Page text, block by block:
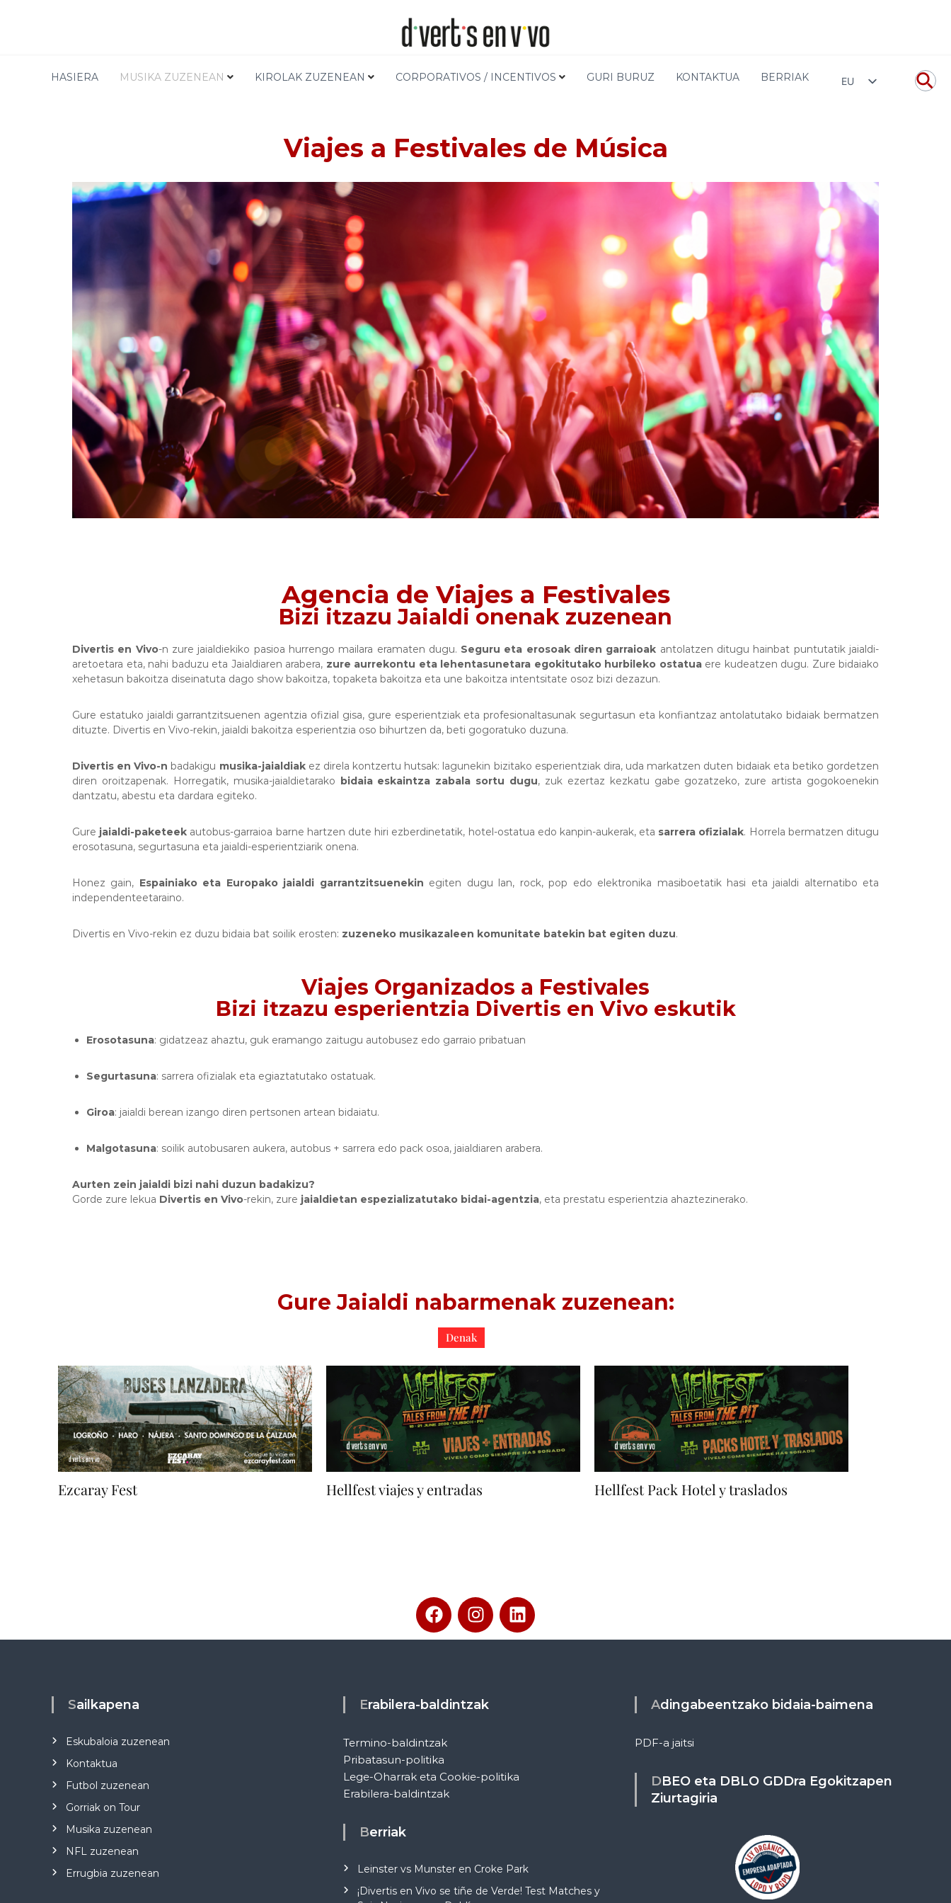
HASIERA MUSIKA ZUZENEAN KIROLAK ZUZENEAN CORPORATIVOS / INCENTIVOS GURI BURUZ KONTAKTUA BERRIAK EU
Viajes a Festivales de Música
Agencia de Viajes a Festivales
Bizi itzazu Jaialdi onenak zuzenean
Divertis en Vivo-n zure jaialdiekiko pasioa hurrengo mailara eramaten dugu. Seguru eta erosoak diren garraioak antolatzen ditugu hainbat puntutatik jaialdi-
aretoetara eta, nahi baduzu eta Jaialdiaren arabera, zure aurrekontu eta lehentasunetara egokitutako hurbileko ostatuaere kudeatzen dugu. Zure bidaiako
xehetasun bakoitza diseinatuta dago show bakoitza, topaketa bakoitza eta une bakoitza intentsitate osoz bizi dezazun.
Gure estatuko jaialdi garrantzitsuenen agentzia ofizial gisa, gure esperientziak eta profesionaltasunak segurtasun eta konfiantzaz antolatutako bidaiak bermatzen
dituzte. Divertis en Vivo-rekin, jaialdi bakoitza esperientzia oso bihurtzen da, beti gogoratuko duzuna.
Divertis en Vivo-n badakigu musika-jaialdiakez direla kontzertu hutsak: lagunekin bizitako esperientziak dira, uda markatzen duten bidaiak eta betiko gordetzen
diren oroitzapenak. Horregatik, musika-jaialdietarako
bidaia eskaintza zabala sortu dugu, zuk ezertaz kezkatu gabe gozatzeko, zure artista gogokoenekin
dantzatu, abestu eta dardara egiteko.
Gure jaialdi-paketeek autobus-garraioa barne hartzen dute hiri ezberdinetatik, hotel-ostatua edo kanpin-aukerak, eta sarrera ofizialak. Horrela bermatzen ditugu
erosotasuna, segurtasuna eta jaialdi-esperientziarik onena.
Honez gain, Espainiako eta Europako jaialdi garrantzitsuenekin egiten dugu lan, rock, pop edo elektronika masiboetatik hasi eta jaialdi alternatibo eta
independenteetaraino.
Divertis en Vivo-rekin ez duzu bidaia bat soilik erosten: zuzeneko musikazaleen komunitate batekin bat egiten duzu.
Viajes Organizados a Festivales
Bizi itzazu esperientzia Divertis en Vivo eskutik
Erosotasuna: gidatzeaz ahaztu, guk eramango zaitugu autobusez edo garraio pribatuan
Segurtasuna: sarrera ofizialak eta egiaztatutako ostatuak.
Giroa: jaialdi berean izango diren pertsonen artean bidaiatu.
Malgotasuna: soilik autobusaren aukera, autobus + sarrera edo pack osoa, jaialdiaren arabera.
Aurten zein jaialdi bizi nahi duzun badakizu?
Gorde zure lekua Divertis en Vivo-rekin, zure jaialdietan espezializatutako bidai-agentzia, eta prestatu esperientzia ahaztezinerako.
Gure Jaialdi nabarmenak zuzenean:
Denak
Ezcaray Fest Hellfest viajes y entradas Hellfest Pack Hotel y traslados
Sailkapena
Eskubaloia zuzenean
Kontaktua
Futbol zuzenean
Gorriak on Tour
Musika zuzenean
NFL zuzenean
Errugbia zuzenean
Erabilera-baldintzak
Termino-baldintzak
Pribatasun-politika
Lege-Oharrak eta Cookie-politika
Erabilera-baldintzak
Berriak
Leinster vs Munster en Croke Park
¡Divertis en Vivo se tiñe de Verde! Test Matches y
Adingabeentzako bidaia-baimena
PDF-a jaitsi
DBEO eta DBLO GDDra Egokitzapen
Ziurtagiria